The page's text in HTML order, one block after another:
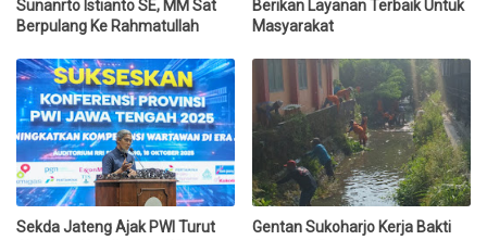
Sunanrto Istianto SE, MM Sat
Berpulang Ke Rahmatullah
Berikan Layanan Terbaik Untuk
Masyarakat
Sekda Jateng Ajak PWI Turut
Gentan Sukoharjo Kerja Bakti